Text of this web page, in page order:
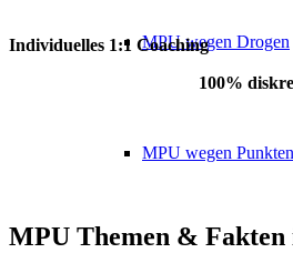
MPU wegen Drogen
MPU wegen Punkten
Individuelles 1:1 Coaching
100%
MPU Themen & Fakten